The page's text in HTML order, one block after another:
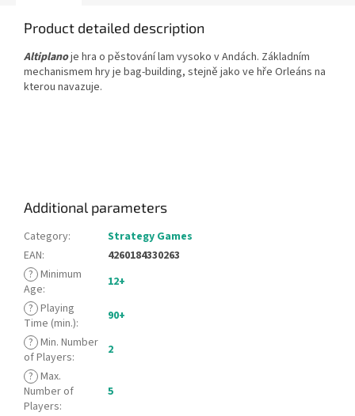
Product detailed description
Altiplanoje hra o pěstování lam vysoko v Andách. Základním
mechanismem hry je bag-building, stejně jako ve hře Orleáns na
kterou navazuje.
Additional parameters
Category:
Strategy Games
EAN:
4260184330263
? Minimum
Age:
12+
? Playing
Time (min.):
90+
? Min. Number
of Players:
2
? Max.
Number of
Players:
5